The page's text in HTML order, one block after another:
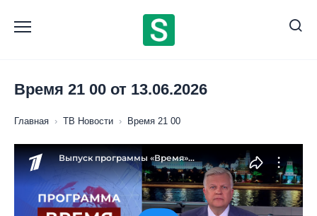
содержанию
Время 21 00 от 13.06.2026
Главная › ТВ Новости › Время 21 00